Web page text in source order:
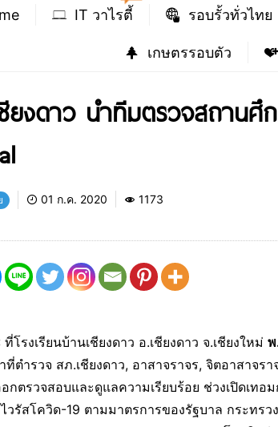
IT วาไรตี้ รอบรั้วทั่วไทย
เกษตรรอบตัว
ยงดาว นำทีมตรวจสถานศึ
01 ก.ค. 2020 1173
โรงเรียนบ้านเชียงดาว อ.เชียงดาว จ.เชียงใหม่
ที่ตำรวจ สภ.เชียงดาว, อาสาจราจร, จิตอาสาจ
อกตรวจสอบและดูแลความเรียบร้อย ช่วงเปิดเท
วรัสโควิด-19 ตามมาตรการของรัฐบาล กระทร